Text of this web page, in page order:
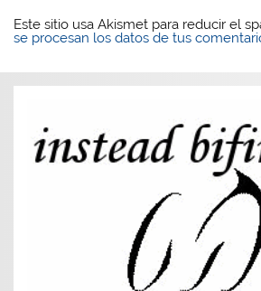
Este sitio usa Akismet para reducir el
se procesan los datos de tus